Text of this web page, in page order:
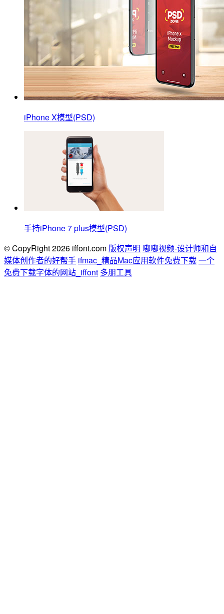
iPhone X模型(PSD)
手持iPhone 7 plus模型(PSD)
© CopyRight 2026 iffont.com 版权声明 嘟嘟视频-设计师和自
媒体创作者的好帮手 ifmac_精品Mac应用软件免费下载一个
免费下载字体的网站_iffont 多朋工具